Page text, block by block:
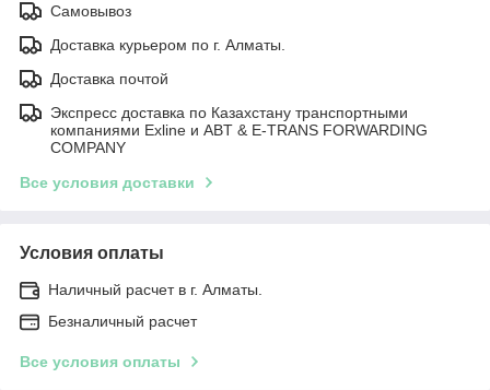
Самовывоз
Доставка курьером по г. Алматы.
Доставка почтой
Экспресс доставка по Казахстану транспортными
компаниями Exline и ABT & E-TRANS FORWARDING
COMPANY
Все условия доставки
Условия оплаты
Наличный расчет в г. Алматы.
Безналичный расчет
Все условия оплаты